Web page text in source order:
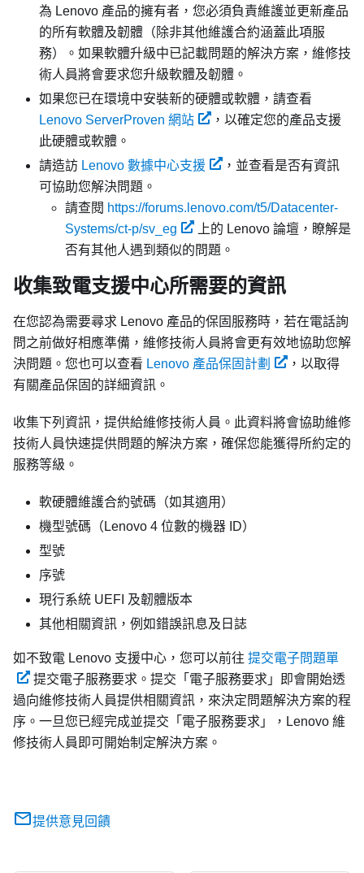
為 Lenovo 產品的擁有者，您必須負責維護並更新產品
的所有軟體及韌體（除非其他維護合約涵蓋此項服
務）。如果軟體升級中已記載問題的解決方案，維修技
術人員將會要求您升級軟體及韌體。
如果您已在環境中安裝新的硬體或軟體，請查看
Lenovo ServerProven 網站
，以確定您的產品支援
此硬體或軟體。
請造訪 Lenovo 數據中心支援
，並查看是否有資訊
可協助您解決問題。
請查閱 https://forums.lenovo.com/t5/Datacenter-
Systems/ct-p/sv_eg
上的 Lenovo 論壇，瞭解是
否有其他人遇到類似的問題。
收集致電支援中心所需要的資訊
在您認為需要尋求 Lenovo 產品的保固服務時，若在電話詢
問之前做好相應準備，維修技術人員將會更有效地協助您解
決問題。您也可以查看 Lenovo 產品保固計劃
，以取得
有關產品保固的詳細資訊。
收集下列資訊，提供給維修技術人員。此資料將會協助維修
技術人員快速提供問題的解決方案，確保您能獲得所約定的
服務等級。
軟硬體維護合約號碼（如其適用）
機型號碼（Lenovo 4 位數的機器 ID）
型號
序號
現行系統 UEFI 及韌體版本
其他相關資訊，例如錯誤訊息及日誌
如不致電 Lenovo 支援中心，您可以前往 提交電子問題單
提交電子服務要求。提交「電子服務要求」即會開始透
過向維修技術人員提供相關資訊，來決定問題解決方案的程
序。一旦您已經完成並提交「電子服務要求」，Lenovo 維
修技術人員即可開始制定解決方案。
提供意見回饋